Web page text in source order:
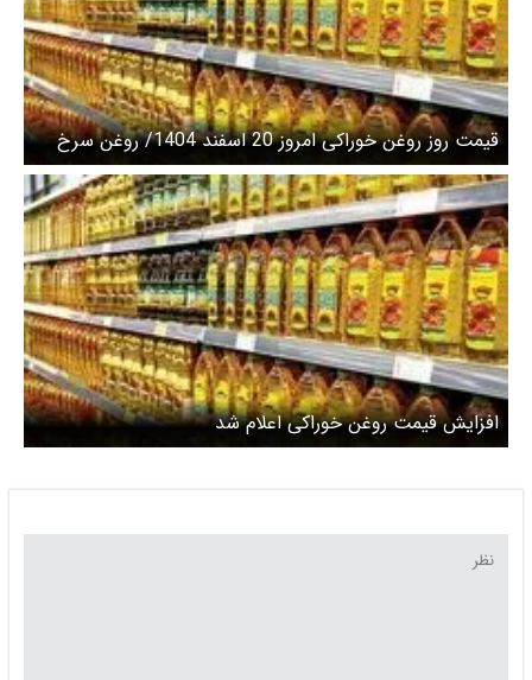
قیمت روز روغن خوراکی امروز 20 اسفند 1404/ روغن سرخ
کردنی چند؟ + جدول
افزایش قیمت روغن خوراکی اعلام شد